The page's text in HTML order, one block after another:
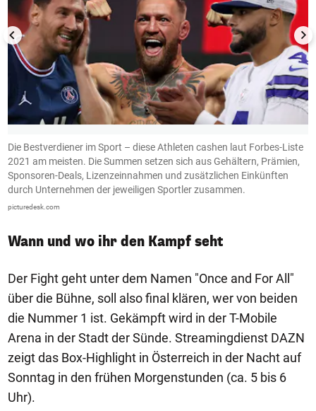
Die Bestverdiener im Sport – diese Athleten cashen laut Forbes-Liste
2021 am meisten. Die Summen setzen sich aus Gehältern, Prämien,
Sponsoren-Deals, Lizenzeinnahmen und zusätzlichen Einkünften
durch Unternehmen der jeweiligen Sportler zusammen.
picturedesk.com
Wann und wo ihr den Kampf seht
Der Fight geht unter dem Namen "Once and For All"
über die Bühne, soll also final klären, wer von beiden
die Nummer 1 ist. Gekämpft wird in der T-Mobile
Arena in der Stadt der Sünde. Streamingdienst DAZN
zeigt das Box-Highlight in Österreich in der Nacht auf
Sonntag in den frühen Morgenstunden (ca. 5 bis 6
Uhr).